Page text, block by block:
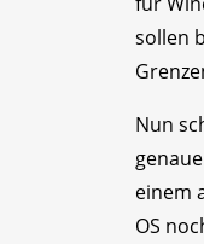
sollen
Nun
einem
OS